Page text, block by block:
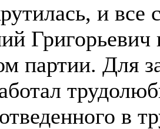
и все
Григорьевич
партии. Для
в